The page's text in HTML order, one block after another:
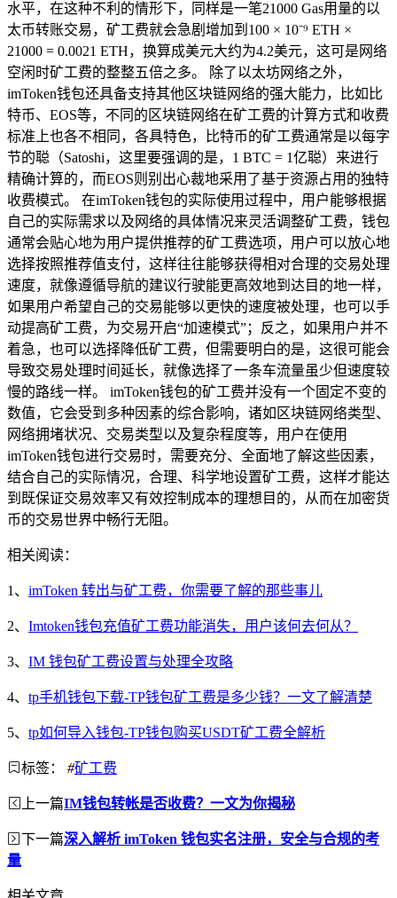
水平，在这种不利的情形下，同样是一笔21000 Gas用量的以
太币转账交易，矿工费就会急剧增加到100 × 10⁻⁹ ETH ×
21000 = 0.0021 ETH，换算成美元大约为4.2美元，这可是网络
空闲时矿工费的整整五倍之多。 除了以太坊网络之外，
imToken钱包还具备支持其他区块链网络的强大能力，比如比
特币、EOS等，不同的区块链网络在矿工费的计算方式和收费
标准上也各不相同，各具特色，比特币的矿工费通常是以每字
节的聪（Satoshi，这里要强调的是，1 BTC = 1亿聪）来进行
精确计算的，而EOS则别出心裁地采用了基于资源占用的独特
收费模式。 在imToken钱包的实际使用过程中，用户能够根据
自己的实际需求以及网络的具体情况来灵活调整矿工费，钱包
通常会贴心地为用户提供推荐的矿工费选项，用户可以放心地
选择按照推荐值支付，这样往往能够获得相对合理的交易处理
速度，就像遵循导航的建议行驶能更高效地到达目的地一样，
如果用户希望自己的交易能够以更快的速度被处理，也可以手
动提高矿工费，为交易开启“加速模式”；反之，如果用户并不
着急，也可以选择降低矿工费，但需要明白的是，这很可能会
导致交易处理时间延长，就像选择了一条车流量虽少但速度较
慢的路线一样。 imToken钱包的矿工费并没有一个固定不变的
数值，它会受到多种因素的综合影响，诸如区块链网络类型、
网络拥堵状况、交易类型以及复杂程度等，用户在使用
imToken钱包进行交易时，需要充分、全面地了解这些因素，
结合自己的实际情况，合理、科学地设置矿工费，这样才能达
到既保证交易效率又有效控制成本的理想目的，从而在加密货
币的交易世界中畅行无阻。
相关阅读：
1、 imToken 转出与矿工费，你需要了解的那些事儿
2、 Imtoken钱包充值矿工费功能消失，用户该何去何从？
3、 IM 钱包矿工费设置与处理全攻略
4、 tp手机钱包下载-TP钱包矿工费是多少钱？一文了解清楚
5、 tp如何导入钱包-TP钱包购买USDT矿工费全解析
标签： #矿工费
上一篇IM钱包转帐是否收费？一文为你揭秘
下一篇深入解析 imToken 钱包实名注册，安全与合规的考
量